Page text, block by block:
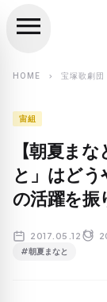
search
menu
HOME chevron_right 宝塚歌劇団
宙組
【朝夏ま
と」はど
の活躍を振
2017.05.12
#朝夏まなと